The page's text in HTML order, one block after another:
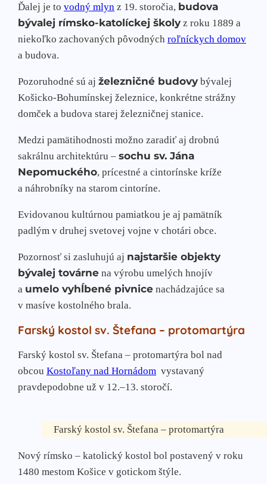
Ďalej je to vodný mlyn z 19. storočia, budova
bývalej rímsko-katolíckej školy z roku 1889 a
niekoľko zachovaných pôvodných roľníckych domov
a budova.
Pozoruhodné sú aj železničné budovy bývalej
Košicko-Bohumínskej železnice, konkrétne strážny
domček a budova starej železničnej stanice.
Medzi pamätihodnosti možno zaradiť aj drobnú
sakrálnu architektúru – sochu sv. Jána
Nepomuckého, prícestné a cintorínske kríže
a náhrobníky na starom cintoríne.
Evidovanou kultúrnou pamiatkou je aj pamätník
padlým v druhej svetovej vojne v chotári obce.
Pozornosť si zasluhujú aj najstaršie objekty
bývalej továrne na výrobu umelých hnojív
a umelo vyhĺbené pivnice nachádzajúce sa
v masíve kostolného brala.
Farský kostol sv. Štefana – protomartýra
Farský kostol sv. Štefana – protomartýra bol nad
obcou Kostoľany nad Hornádom vystavaný
pravdepodobne už v 12.–13. storočí.
Farský kostol sv. Štefana – protomartýra
Nový rímsko – katolický kostol bol postavený v roku
1480 mestom Košice v gotickom štýle.